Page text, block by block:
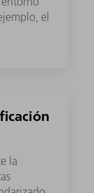
el
la